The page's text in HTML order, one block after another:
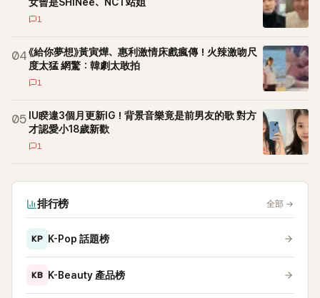
1
04《給你夢想》黃寅燁、惠利激情床戲瘋傳！火辣激吻尺
度太猛 網驚：韓劇太敢拍
1
05 IU睽違3個月更新IG！背景音樂竟是前男友的歌 對方
才認愛小18歲新歡
1
排行榜 全部 →
KP K-Pop 話題榜
KB K-Beauty 產品榜